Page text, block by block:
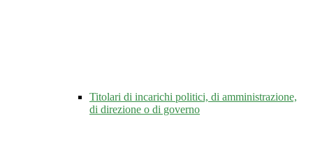
Titolari di incarichi politici, di amministrazione,
di direzione o di governo